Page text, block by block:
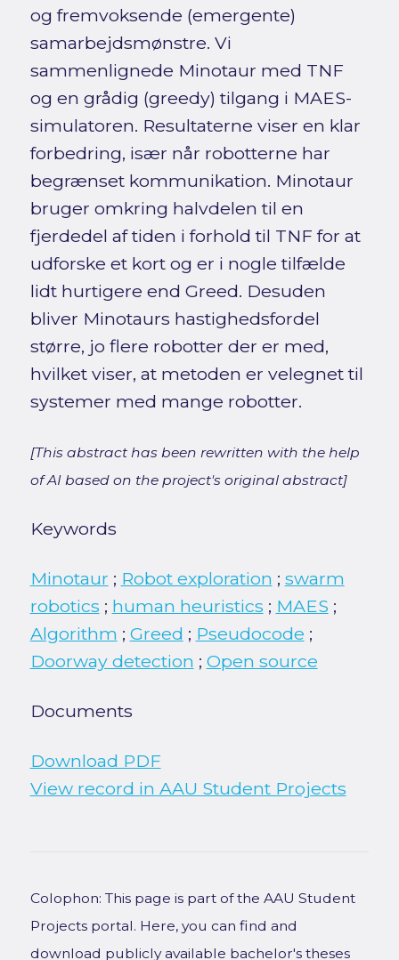
og fremvoksende (emergente)
samarbejdsmønstre. Vi
sammenlignede Minotaur med TNF
og en grådig (greedy) tilgang i MAES-
simulatoren. Resultaterne viser en klar
forbedring, især når robotterne har
begrænset kommunikation. Minotaur
bruger omkring halvdelen til en
fjerdedel af tiden i forhold til TNF for at
udforske et kort og er i nogle tilfælde
lidt hurtigere end Greed. Desuden
bliver Minotaurs hastighedsfordel
større, jo flere robotter der er med,
hvilket viser, at metoden er velegnet til
systemer med mange robotter.
[This abstract has been rewritten with the help
of AI based on the project's original abstract]
Keywords
Minotaur ; Robot exploration ; swarm
robotics ; human heuristics ; MAES ;
Algorithm ; Greed ; Pseudocode ;
Doorway detection ; Open source
Documents
Download PDF
View record in AAU Student Projects
Colophon: This page is part of the AAU Student
Projects portal. Here, you can find and
download publicly available bachelor's theses